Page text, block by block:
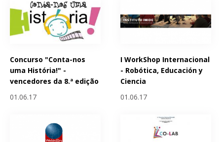
Concurso "Conta-nos
uma História!" -
vencedores da 8.ª edição
01.06.17
I WorkShop Internacional
- Robótica, Educación y
Ciencia
01.06.17
Páginas